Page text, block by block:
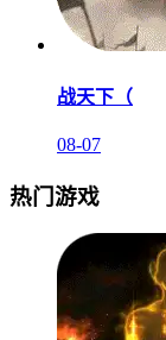
战天下（
08-07
热门游戏